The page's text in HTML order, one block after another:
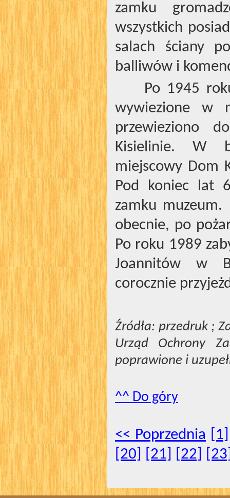
zamku
wszystkich
salach ściany
balliwów i
Po 1945
wywiezione w
przewieziono
Kisielinie. W
miejscowy Dom
Pod koniec lat
zamku muzeum.
obecnie, po
Po roku 1989
Joannitów w
corocznie
Źródła: przedruk ;
Urząd Ochrony
poprawione i
^^ Do góry
<< Poprzednia [1]
[20]
[21] [22]